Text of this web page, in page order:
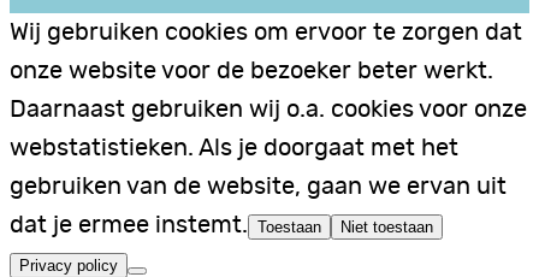
Wij gebruiken cookies om ervoor te zorgen dat
onze website voor de bezoeker beter werkt.
Daarnaast gebruiken wij o.a. cookies voor onze
webstatistieken. Als je doorgaat met het
gebruiken van de website, gaan we ervan uit
dat je ermee instemt. Toestaan Niet toestaan
Privacy policy